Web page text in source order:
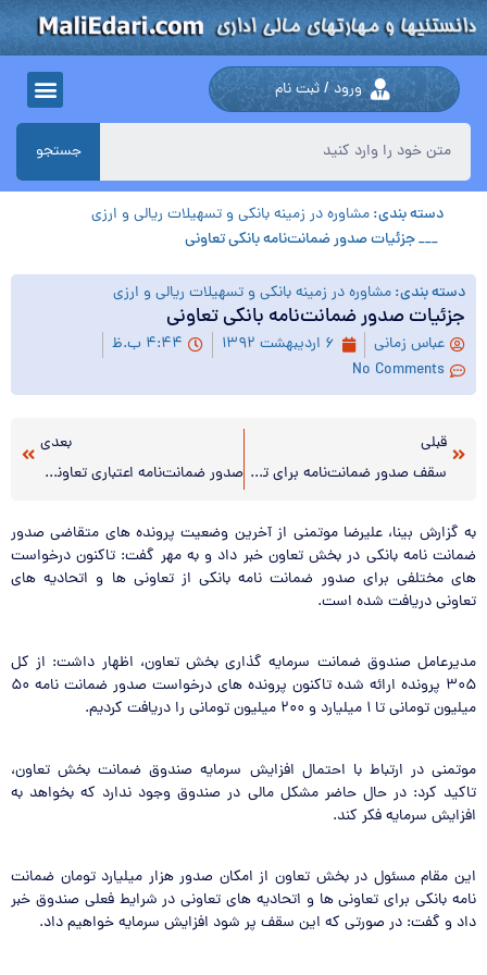
ورود / ثبت نام
جستجو
دسته بندی:مشاوره در زمینه بانکی و تسهیلات ریالی و ارزی
___ جزئیات صدور ضمانت‌نامه بانکی تعاونی
دسته بندی:مشاوره در زمینه بانکی و تسهیلات ریالی و ارزی
جزئیات صدور ضمانت‌نامه بانکی تعاونی
عباس زمانی ۶ اردیبهشت ۱۳۹۲
۴:۴۴ ب.ظ
No Comments
قبلی
سقف صدور ضمانت‌نامه برای تعاونی‌ها اعلام شد
بعدی
صدور ضمانت‎‌نامه اعتباری تعاونی‌ها به شرط تضمین سفته
به گزارش بینا، علیرضا موتمنی از آخرین وضعیت پرونده های متقاضی صدور
ضمانت نامه بانکی در بخش تعاون خبر داد و به مهر گفت: تاکنون درخواست
های مختلفی برای صدور ضمانت نامه بانکی از تعاونی ها و اتحادیه های
تعاونی دریافت شده است.
مدیرعامل صندوق ضمانت سرمایه گذاری بخش تعاون، اظهار داشت: از کل
۳۰۵ پرونده ارائه شده تاکنون پرونده های درخواست صدور ضمانت نامه ۵۰
میلیون تومانی تا ۱ میلیارد و ۲۰۰ میلیون تومانی را دریافت کردیم.
موتمنی در ارتباط با احتمال افزایش سرمایه صندوق ضمانت بخش تعاون،
تاکید کرد: در حال حاضر مشکل مالی در صندوق وجود ندارد که بخواهد به
افزایش سرمایه فکر کند.
این مقام مسئول در بخش تعاون از امکان صدور هزار میلیارد تومان ضمانت
نامه بانکی برای تعاونی ها و اتحادیه های تعاونی در شرایط فعلی صندوق خبر
داد و گفت: در صورتی که این سقف پر شود افزایش سرمایه خواهیم داد.